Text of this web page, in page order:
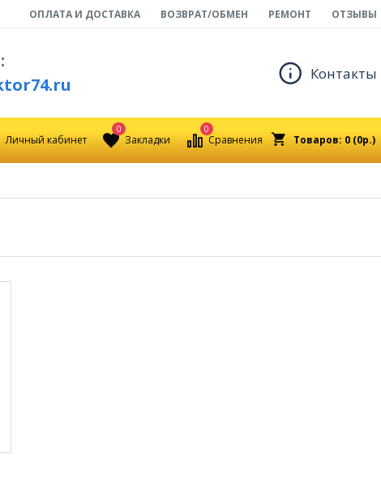
ОПЛАТА И ДОСТАВКА ВОЗВРАТ/ОБМЕН РЕМОНТ ОТЗЫВЫ
Контакты
Личный кабинет Закладки
0
Сравнения
0
Товаров: 0 (0р.)